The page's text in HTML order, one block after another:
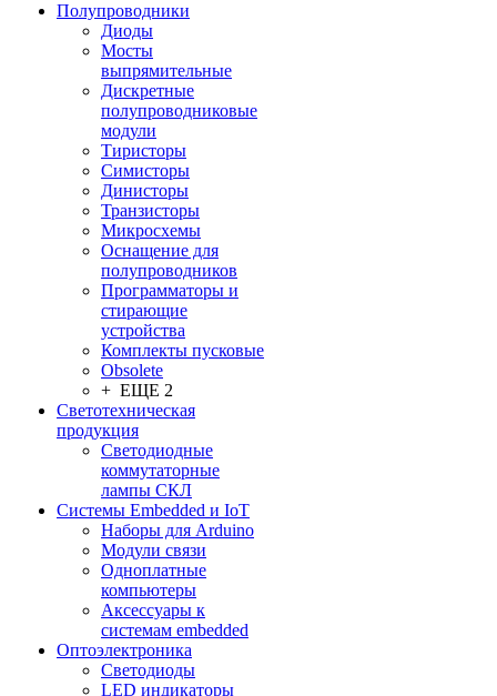
Полупроводники
Диоды
Мосты
выпрямительные
Дискретные
полупроводниковые
модули
Тиристоры
Симисторы
Динисторы
Транзисторы
Микросхемы
Оснащение для
полупроводников
Программаторы и
стирающие
устройства
Комплекты пусковые
Obsolete
+ ЕЩЕ 2
Светотехническая
продукция
Светодиодные
коммутаторные
лампы СКЛ
Системы Embedded и IoT
Наборы для Arduino
Модули связи
Одноплатные
компьютеры
Аксессуары к
системам embedded
Oптоэлектроника
Светодиоды
LED индикаторы